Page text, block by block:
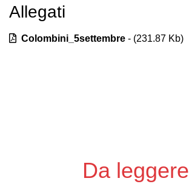
Previous
Allegati
Colombini_5settembre - (231.87 Kb)
Da leggere